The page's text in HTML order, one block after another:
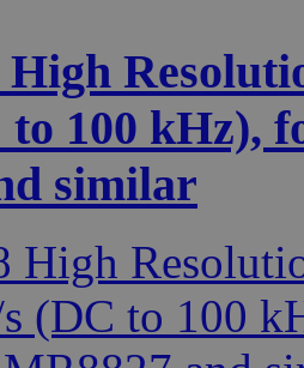
to 100 kHz),
similar